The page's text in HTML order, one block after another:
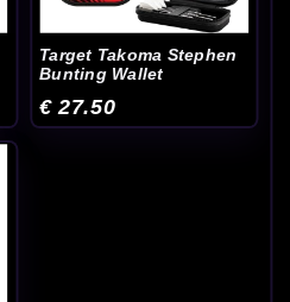
Target Takoma Stephen
Bunting Wallet
€ 27.50